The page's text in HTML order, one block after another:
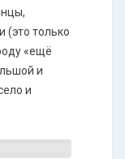
(это только
«ещё
и
и